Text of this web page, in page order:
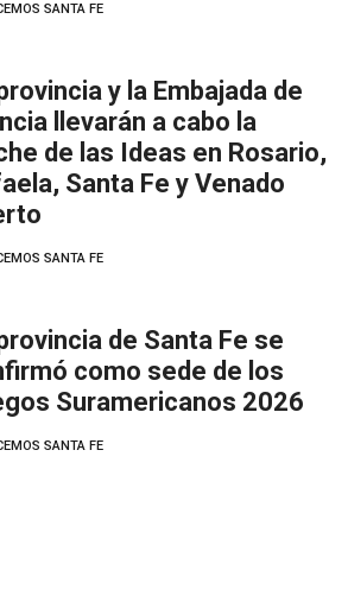
SANTA FE
y la Embajada de
llevarán a cabo la
de las Ideas en Rosario,
Santa Fe y Venado
SANTA FE
de Santa Fe se
como sede de los
Suramericanos 2026
SANTA FE